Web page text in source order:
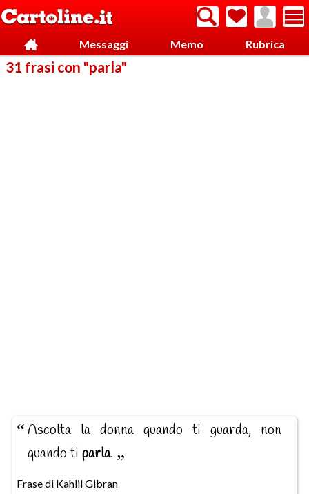
Messaggi Memo Rubrica
31 frasi con "parla"
Ascolta la donna quando ti guarda, non
quando ti parla.
Frase di Kahlil Gibran